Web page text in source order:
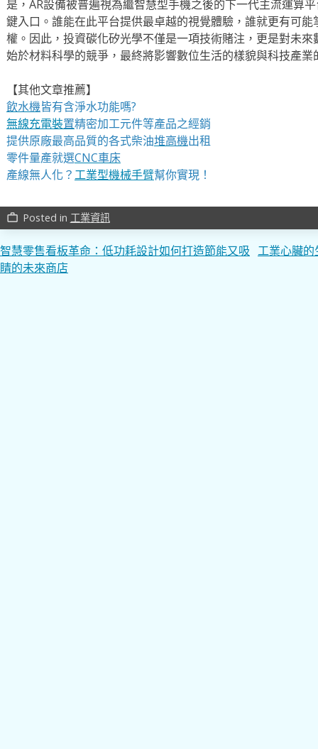
是，AR設備被普遍視為繼智慧型手機之後的下一代主流運算
鍵入口。誰能在此平台提供最卓越的視覺體驗，誰就更有可
權。因此，投資碳化矽光學不僅是一項技術賭注，更是對未
始於材料科學的競爭，最終將影響數位生活的樣貌與科技產業
【其他文章推薦】
飲水機皆有含淨水功能嗎?
無線充電裝置精密加工元件等產品之經銷
提供原廠最高品質的各式柴油堆高機出租
零件量產就選CNC車床
產線無人化？工業型機械手臂幫你實現！
work_outline Posted in 工業資訊
文
章
智慧零售看板革命：低功耗設計如何打造節能又吸
睛的未來商店
工業心臟